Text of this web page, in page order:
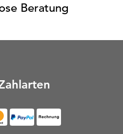
Beratung
Rechnung (Öffnet in